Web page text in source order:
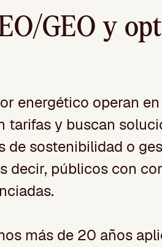
GEO y
energético operan
tarifas y buscan
de sostenibilidad o
decir, públicos con
más de 20 años